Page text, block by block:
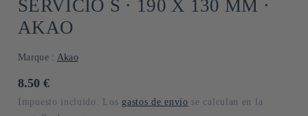
SERVICIO S ⋅ 190 X 130 MM ⋅
AKAO
Marque : Akao
Precio
8.50 €
Impuesto incluido. Los gastos de envío se calculan en la